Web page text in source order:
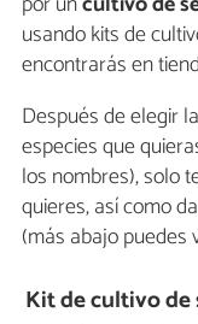
usando kits de
encontrarás en
Después de elegir
especies que
los nombres), solo
quieres, así como
(más abajo puedes
Kit de cultivo de